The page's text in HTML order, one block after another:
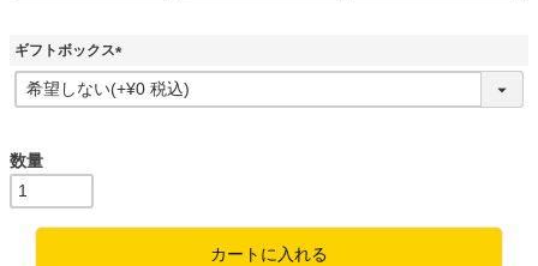
ギフトボックス
(
必
カートに入れる